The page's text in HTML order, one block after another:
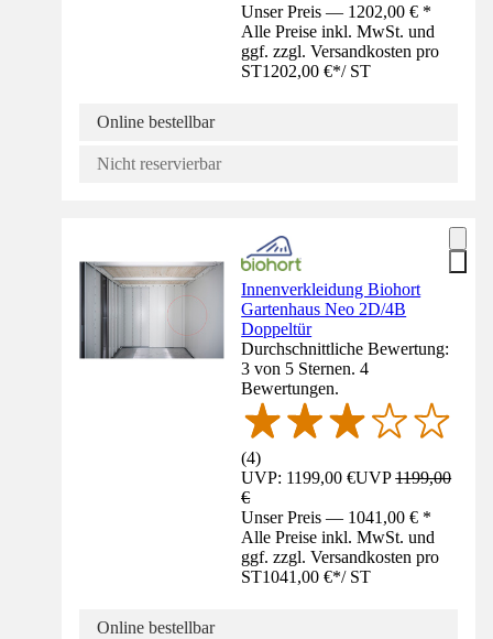
Unser Preis — 1202,00 € *
Alle Preise inkl. MwSt. und
ggf. zzgl. Versandkosten pro
ST1202,00 €*/ ST
Online bestellbar
Nicht reservierbar
Innenverkleidung Biohort
Gartenhaus Neo 2D/4B
Doppeltür
Durchschnittliche Bewertung:
3 von 5 Sternen. 4
Bewertungen.
(4)
UVP: 1199,00 €UVP1199,00
€
Unser Preis — 1041,00 € *
Alle Preise inkl. MwSt. und
ggf. zzgl. Versandkosten pro
ST1041,00 €*/ ST
Online bestellbar